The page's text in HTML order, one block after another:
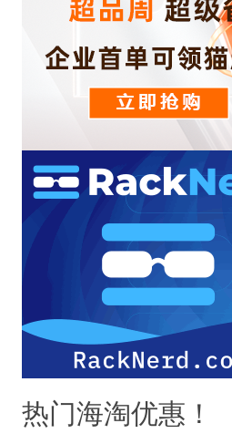
热门海淘优惠！